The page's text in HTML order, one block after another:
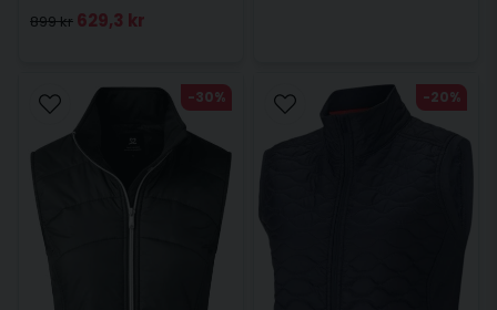
899 kr 629,3 kr
-30% -20%